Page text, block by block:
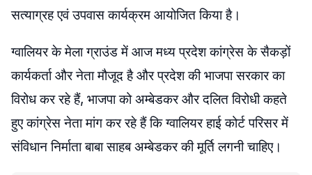
सत्याग्रह एवं उपवास कार्यक्रम आयोजित किया है।
ग्वालियर के मेला ग्राउंड में आज मध्य प्रदेश कांग्रेस के सैकड़ों
कार्यकर्ता और नेता मौजूद है और प्रदेश की भाजपा सरकार का
विरोध कर रहे हैं, भाजपा को अम्बेडकर और दलित विरोधी कहते
हुए कांग्रेस नेता मांग कर रहे हैं कि ग्वालियर हाई कोर्ट परिसर में
संविधान निर्माता बाबा साहब अम्बेडकर की मूर्ति लगनी चाहिए।